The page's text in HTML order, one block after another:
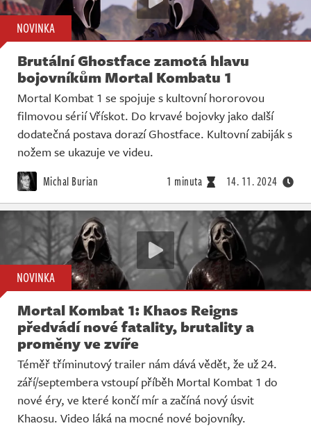
NOVINKA
Brutální Ghostface zamotá hlavu
bojovníkům Mortal Kombatu 1
Mortal Kombat 1 se spojuje s kultovní hororovou
filmovou sérií Vřískot. Do krvavé bojovky jako další
dodatečná postava dorazí Ghostface. Kultovní zabiják s
nožem se ukazuje ve videu.
Michal Burian 1 minuta 14. 11. 2024
NOVINKA
Mortal Kombat 1: Khaos Reigns
předvádí nové fatality, brutality a
proměny ve zvíře
Téměř tříminutový trailer nám dává vědět, že už 24.
září/septembera vstoupí příběh Mortal Kombat 1 do
nové éry, ve které končí mír a začíná nový úsvit
Khaosu. Video láká na mocné nové bojovníky.